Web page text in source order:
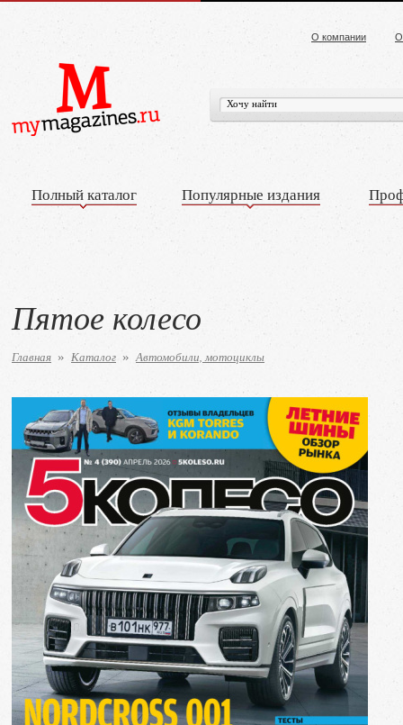
О компании
Полный каталог Популярные издания
Пятое колесо
Главная » Каталог » Автомобили, мотоциклы